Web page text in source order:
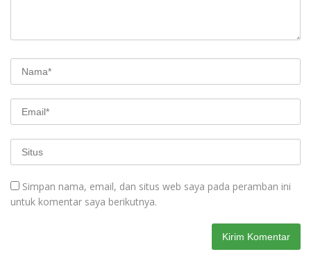
Simpan nama, email, dan situs web saya pada peramban ini
untuk komentar saya berikutnya.